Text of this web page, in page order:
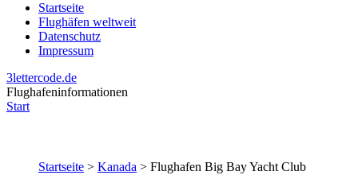
Startseite
Flughäfen weltweit
Datenschutz
Impressum
3lettercode.de
Flughafeninformationen
Start
Startseite > Kanada > Flughafen Big Bay Yacht Club